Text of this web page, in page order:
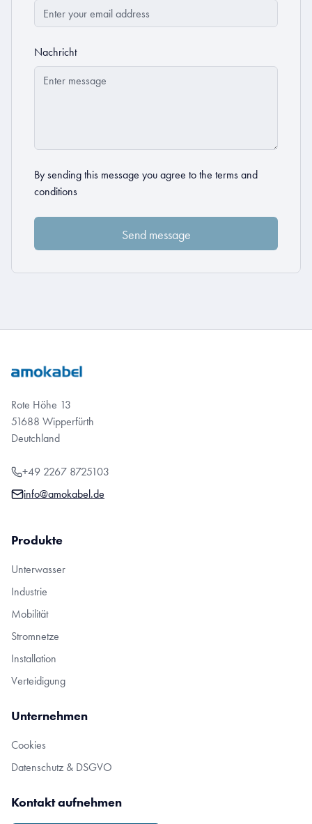
Nachricht
By sending this message you agree to the terms and
conditions
Rote Höhe 13
51688 Wipperfürth
Deutchland
+49 2267 8725103
info@amokabel.de
Produkte
Unterwasser
Industrie
Mobilität
Stromnetze
Installation
Verteidigung
Unternehmen
Cookies
Datenschutz & DSGVO
Kontakt aufnehmen